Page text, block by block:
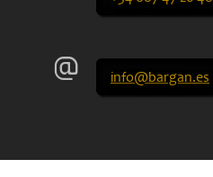
info@bargan.es